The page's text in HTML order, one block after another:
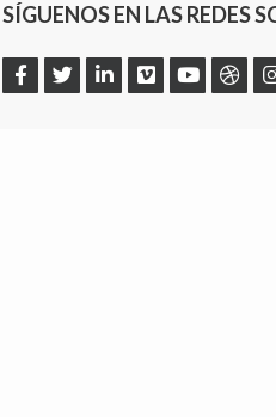
SÍGUENOS EN LAS REDES